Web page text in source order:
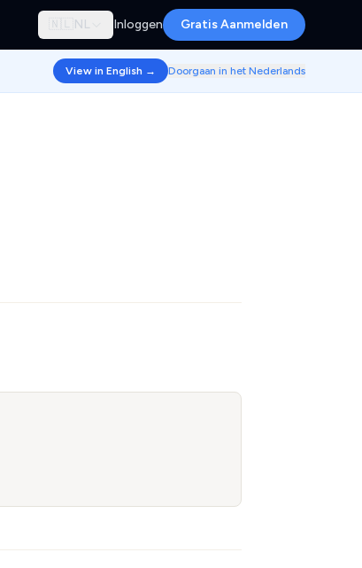
🇳🇱 NL Inloggen Gratis Aanmelden
View in English → Doorgaan in het Nederlands